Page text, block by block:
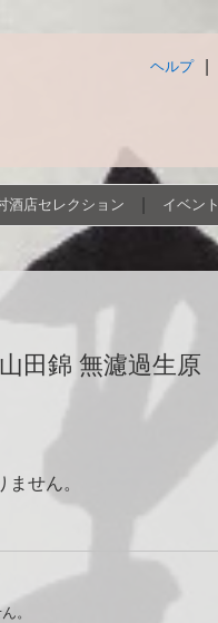
ヘルプ
酒店セレクション イベント
田錦 無濾過生原
せん。
。